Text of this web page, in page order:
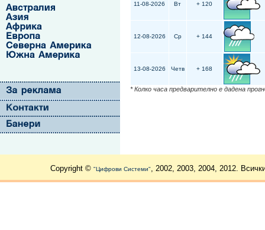
11-08-2026 Вт + 120
12-08-2026 Ср + 144
13-08-2026 Четв + 168
* Колко часа предварително е дадена
Copyright © "Цифрови Системи", 2002, 2003, 2004, 2012.